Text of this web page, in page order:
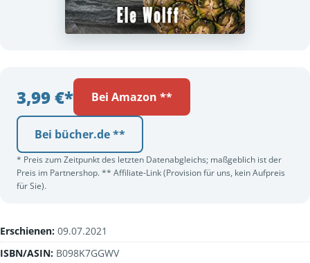
3,99 €* Bei Amazon **
Bei bücher.de **
* Preis zum Zeitpunkt des letzten Datenabgleichs; maßgeblich ist der
Preis im Partnershop. ** Affiliate-Link (Provision für uns, kein Aufpreis
für Sie).
Erschienen: 09.07.2021
ISBN/ASIN: B098K7GGWV